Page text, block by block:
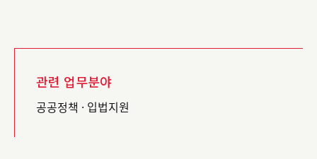
관련 업무분야
공공정책 · 입법지원